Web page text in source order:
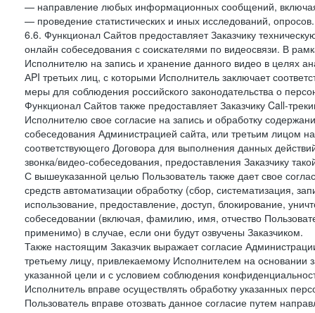
— направление любых информационных сообщений,
— проведение статистических и иных исследований, опросов.
6.6. Функционал Сайтов предоставляет Заказчику
онлайн собеседования с соискателями по видеосвязи. В
Исполнителю на запись и хранение данного видео в целях
АPI третьих лиц, с которыми Исполнитель заключает
меры для соблюдения российского законодательства о
Функционал Сайтов также предоставляет Заказчику Call-
Исполнителю свое согласие на запись и обработку
собеседования Администрацией сайта, или третьим лицом
соответствующего Договора для выполнения данных
звонка/видео-собеседования, предоставления Заказчику
С вышеуказанной целью Пользователь также дает свое
средств автоматизации обработку (сбор, систематизация,
использование, предоставление, доступ, блокирование,
собеседовании (включая, фамилию, имя, отчество
применимо) в случае, если они будут озвучены Заказчиком.
Также настоящим Заказчик выражает согласие
третьему лицу, привлекаемому Исполнителем на основании
указанной цели и с условием соблюдения
Исполнитель вправе осуществлять обработку указанных
Пользователь вправе отозвать данное согласие путем